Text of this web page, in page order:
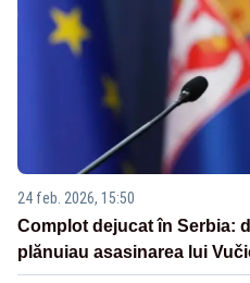
24 feb. 2026, 15:50
Complot dejucat în Serbia:
plănuiau asasinarea lui